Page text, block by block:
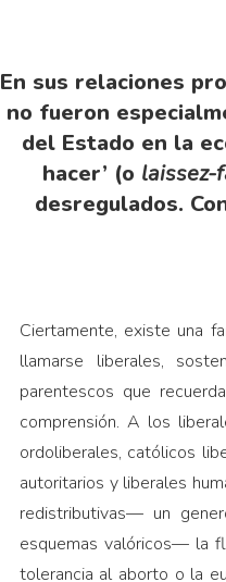
En sus relaciones
no fueron
del Estado en la
hacer’ (o laissez-
desregulados.
Ciertamente, existe una
llamarse liberales,
parentescos que
comprensión. A los
ordoliberales, católicos
autoritarios y liberales
redistributivas— un
esquemas valóricos— la
tolerancia al aborto o la